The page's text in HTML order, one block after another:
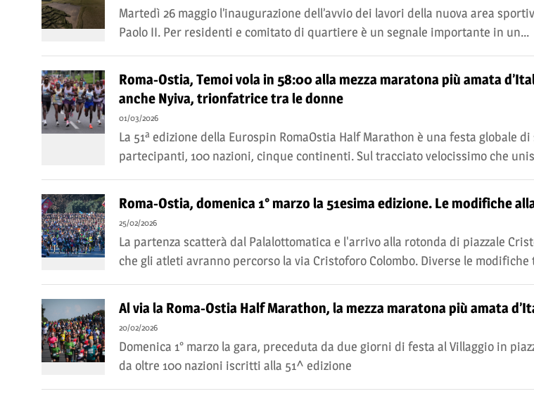
Martedì 26 maggio l’inaugurazione dell’avvio dei lavori della nuova area
Paolo II. Per residenti e comitato di quartiere è un segnale importante in un...
Roma-Ostia, Temoi vola in 58:00 alla mezza maratona più amata
anche Nyiva, trionfatrice tra le donne
01/03/2026
La 51ª edizione della Eurospin RomaOstia Half Marathon è una festa globale
partecipanti, 100 nazioni, cinque continenti. Sul tracciato velocissimo che
Roma-Ostia, domenica 1° marzo la 51esima edizione. Le modifiche
25/02/2026
La partenza scatterà dal Palalottomatica e l'arrivo alla rotonda di piazzale
che gli atleti avranno percorso la via Cristoforo Colombo. Diverse le
Al via la Roma-Ostia Half Marathon, la mezza maratona più amata
20/02/2026
Domenica 1° marzo la gara, preceduta da due giorni di festa al Villaggio in
da oltre 100 nazioni iscritti alla 51^ edizione